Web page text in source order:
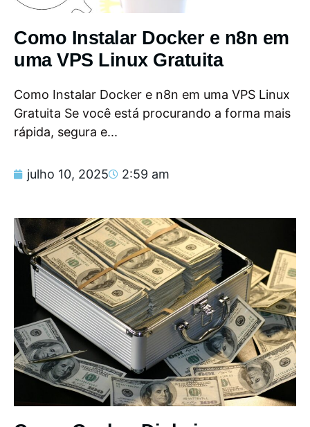
Como Instalar Docker e n8n em
uma VPS Linux Gratuita
Como Instalar Docker e n8n em uma VPS Linux
Gratuita Se você está procurando a forma mais
rápida, segura e...
julho 10, 2025 2:59 am